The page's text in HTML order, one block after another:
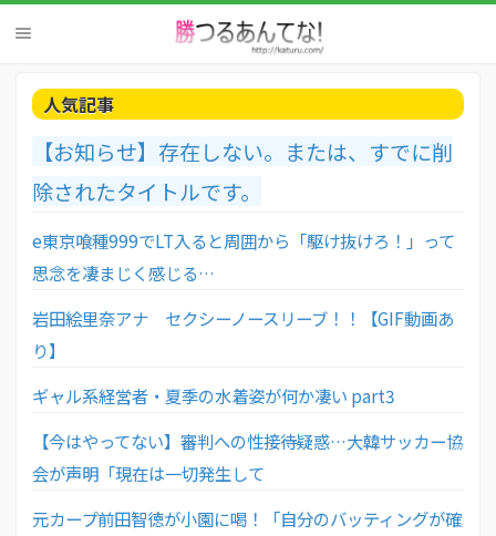
人気記事
【お知らせ】存在しない。または、すでに削
除されたタイトルです。
e東京喰種999でLT入ると周囲から「駆け抜けろ！」って
思念を凄まじく感じる…
岩田絵里奈アナ セクシーノースリーブ！！【GIF動画あ
り】
ギャル系経営者・夏季の水着姿が何か凄い part3
【今はやってない】審判への性接待疑惑…大韓サッカー協
会が声明「現在は一切発生して
元カープ前田智徳が小園に喝！「自分のバッティングが確